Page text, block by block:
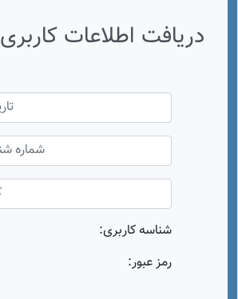
دریافت اطلاعات کاربری
شناسه کاربری:
رمز عبور: